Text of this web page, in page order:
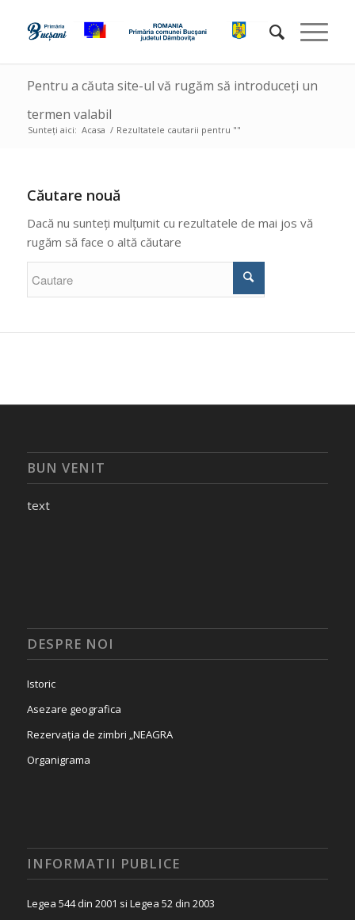
Pentru a căuta site-ul vă rugăm să introduceți un
termen valabil
Sunteți aici: Acasa / Rezultatele cautarii pentru ""
Căutare nouă
Dacă nu sunteți mulțumit cu rezultatele de mai jos vă
rugăm să face o altă căutare
BUN VENIT
text
DESPRE NOI
Istoric
Asezare geografica
Rezervația de zimbri „NEAGRA
Organigrama
INFORMATII PUBLICE
Legea 544 din 2001 si Legea 52 din 2003